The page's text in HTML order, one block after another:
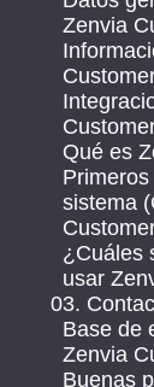
Zenvia
Qué es
sistema
¿Cuáles
usar
03.
Base de
Zenvia
Buenas